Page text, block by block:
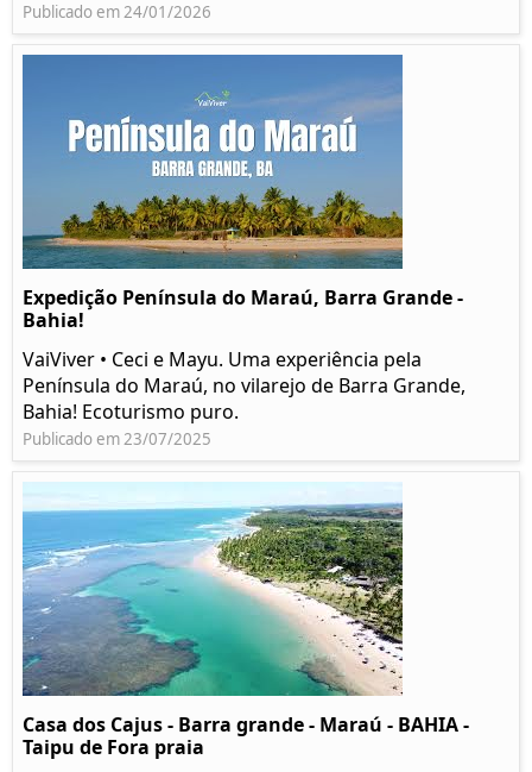
Publicado em 24/01/2026
Expedição Península do Maraú, Barra Grande -
Bahia!
VaiViver • Ceci e Mayu. Uma experiência pela
Península do Maraú, no vilarejo de Barra Grande,
Bahia! Ecoturismo puro.
Publicado em 23/07/2025
Casa dos Cajus - Barra grande - Maraú - BAHIA -
Taipu de Fora praia